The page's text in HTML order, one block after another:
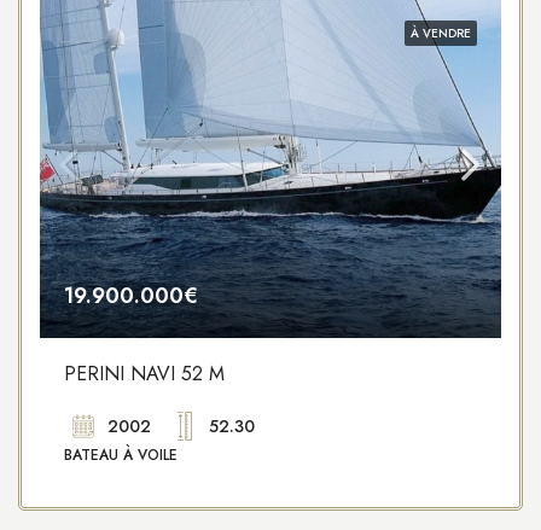
À VENDRE
19.900.000€
PERINI NAVI 52 M
2002 52.30
BATEAU À VOILE